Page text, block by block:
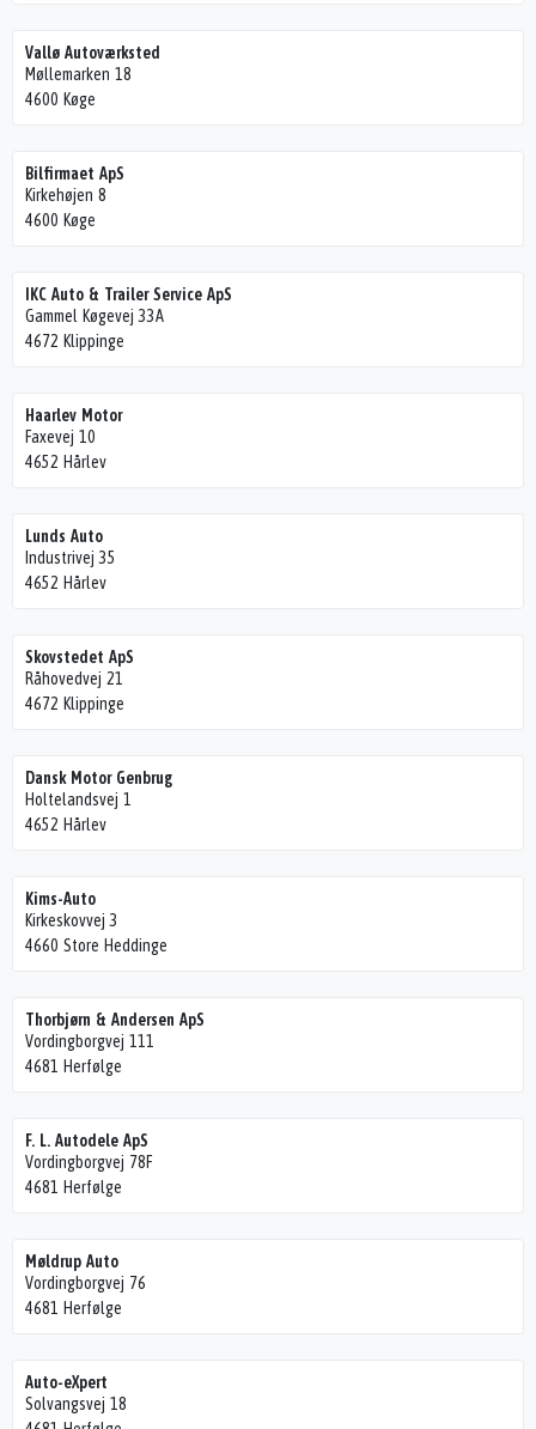
Vallø Autoværksted
Møllemarken 18
4600 Køge
Bilfirmaet ApS
Kirkehøjen 8
4600 Køge
IKC Auto & Trailer Service ApS
Gammel Køgevej 33A
4672 Klippinge
Haarlev Motor
Faxevej 10
4652 Hårlev
Lunds Auto
Industrivej 35
4652 Hårlev
Skovstedet ApS
Råhovedvej 21
4672 Klippinge
Dansk Motor Genbrug
Holtelandsvej 1
4652 Hårlev
Kims-Auto
Kirkeskovvej 3
4660 Store Heddinge
Thorbjørn & Andersen ApS
Vordingborgvej 111
4681 Herfølge
F. L. Autodele ApS
Vordingborgvej 78F
4681 Herfølge
Møldrup Auto
Vordingborgvej 76
4681 Herfølge
Auto-eXpert
Solvangsvej 18